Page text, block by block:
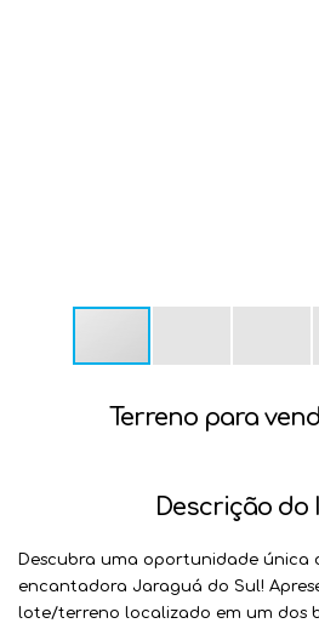
Terreno para
Descrição do
Descubra uma oportunidade única
encantadora Jaraguá do Sul!
lote/terreno localizado em um dos